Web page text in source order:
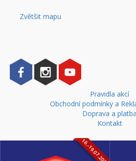
Zvětšit mapu
Pravidla akcí
Obchodní podmínky a
Doprava a platba
Kontakt
16.-19.07.2026